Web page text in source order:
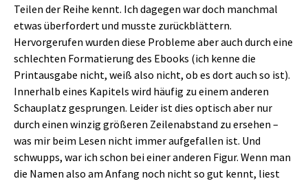
Teilen der Reihe kennt. Ich dagegen war doch manchmal
etwas überfordert und musste zurückblättern.
Hervorgerufen wurden diese Probleme aber auch durch eine
schlechten Formatierung des Ebooks (ich kenne die
Printausgabe nicht, weiß also nicht, ob es dort auch so ist).
Innerhalb eines Kapitels wird häufig zu einem anderen
Schauplatz gesprungen. Leider ist dies optisch aber nur
durch einen winzig größeren Zeilenabstand zu ersehen –
was mir beim Lesen nicht immer aufgefallen ist. Und
schwupps, war ich schon bei einer anderen Figur. Wenn man
die Namen also am Anfang noch nicht so gut kennt, liest